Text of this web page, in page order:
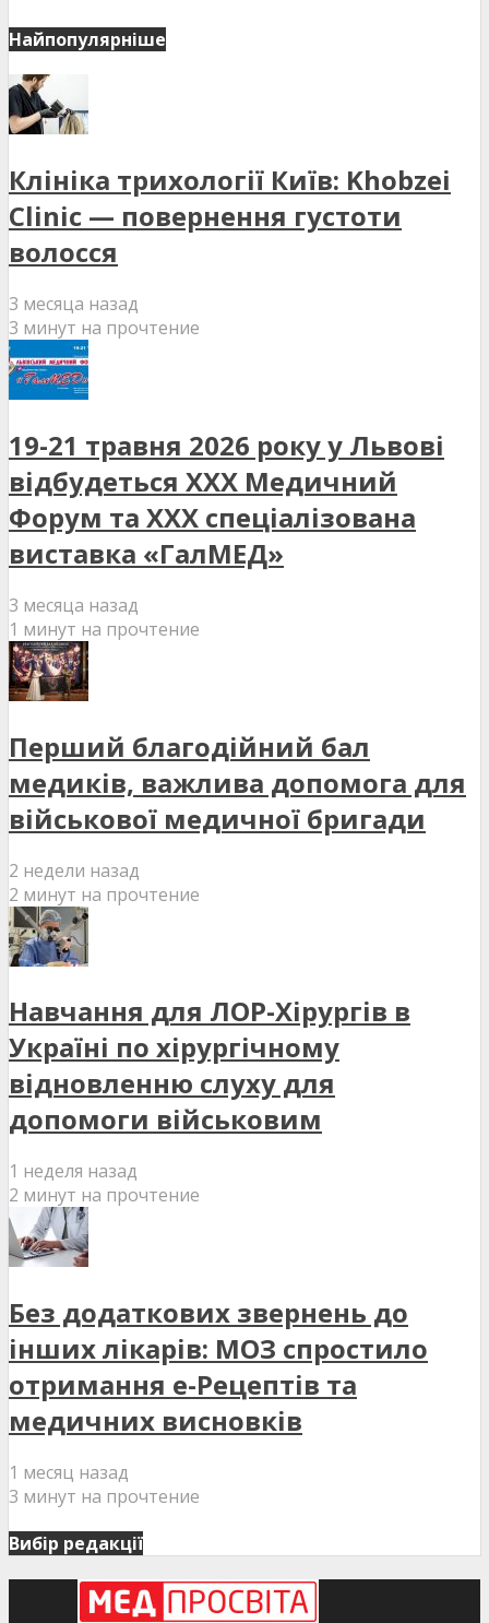
Найпопулярніше
Клініка трихології Київ: Khobzei
Clinic — повернення густоти
волосся
3 месяца назад
3 минут на прочтение
19-21 травня 2026 року у Львові
відбудеться XXX Медичний
Форум та XXX спеціалізована
виставка «ГалМЕД»
3 месяца назад
1 минут на прочтение
Перший благодійний бал
медиків, важлива допомога для
військової медичної бригади
2 недели назад
2 минут на прочтение
Навчання для ЛОР-Хірургів в
Україні по хірургічному
відновленню слуху для
допомоги військовим
1 неделя назад
2 минут на прочтение
Без додаткових звернень до
інших лікарів: МОЗ спростило
отримання е-Рецептів та
медичних висновків
1 месяц назад
3 минут на прочтение
Вибір редакції